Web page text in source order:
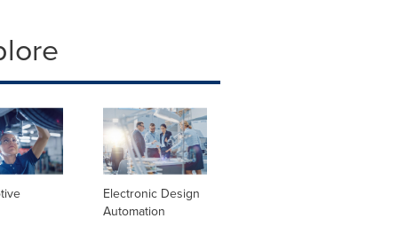
Electronic Design
Automation